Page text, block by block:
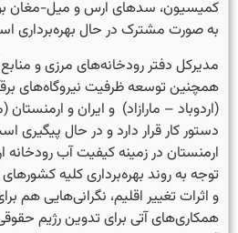
به صورت مشترک در حال بهره‌برداری
مدیرکل دفتر رودخانه‌های مرزی و
همچنین توسعه ظرفیت نیروگاه­‌های
(اردوباد – مارازاد) ‌ و ایران و
دستور کار قرار دارد و در حال پیگیری
ارمنستان در زمینه کیفیت آب
توجه به روند بهره‌برداری کلیه
و اثرات تغییر اقلیم، نگرانی­‌هایی هم
همکاری‌های آتی برای تدوین رژیم